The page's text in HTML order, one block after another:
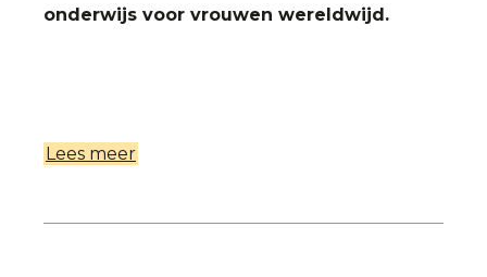
onderwijs voor vrouwen wereldwijd.
Lees meer